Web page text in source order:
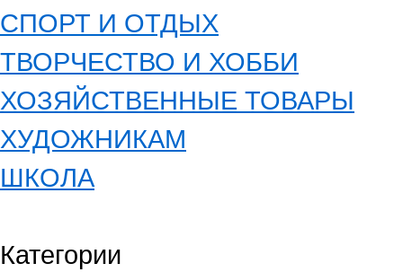
СПОРТ И ОТДЫХ
ТВОРЧЕСТВО И ХОББИ
ХОЗЯЙСТВЕННЫЕ ТОВАРЫ
ХУДОЖНИКАМ
ШКОЛА
Категории